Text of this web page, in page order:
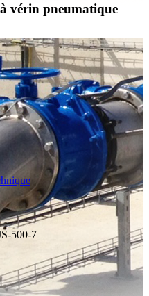
vérin pneumatique
500-7